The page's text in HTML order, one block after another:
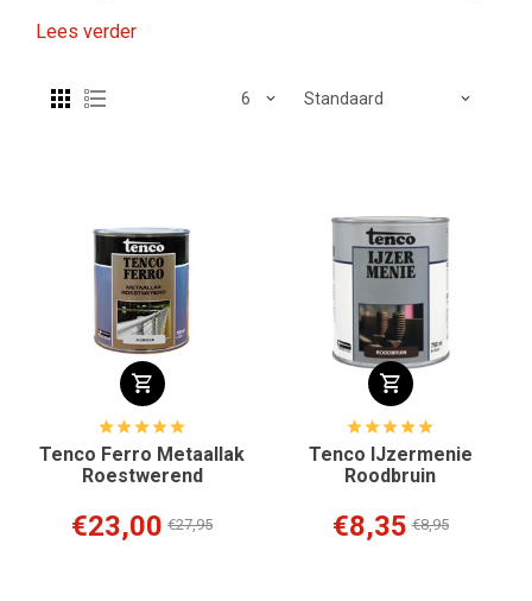
Lees verder
Tenco Ferro Metaallak
Roestwerend
€23,00 €27,95
Tenco IJzermenie
Roodbruin
€8,35 €8,95